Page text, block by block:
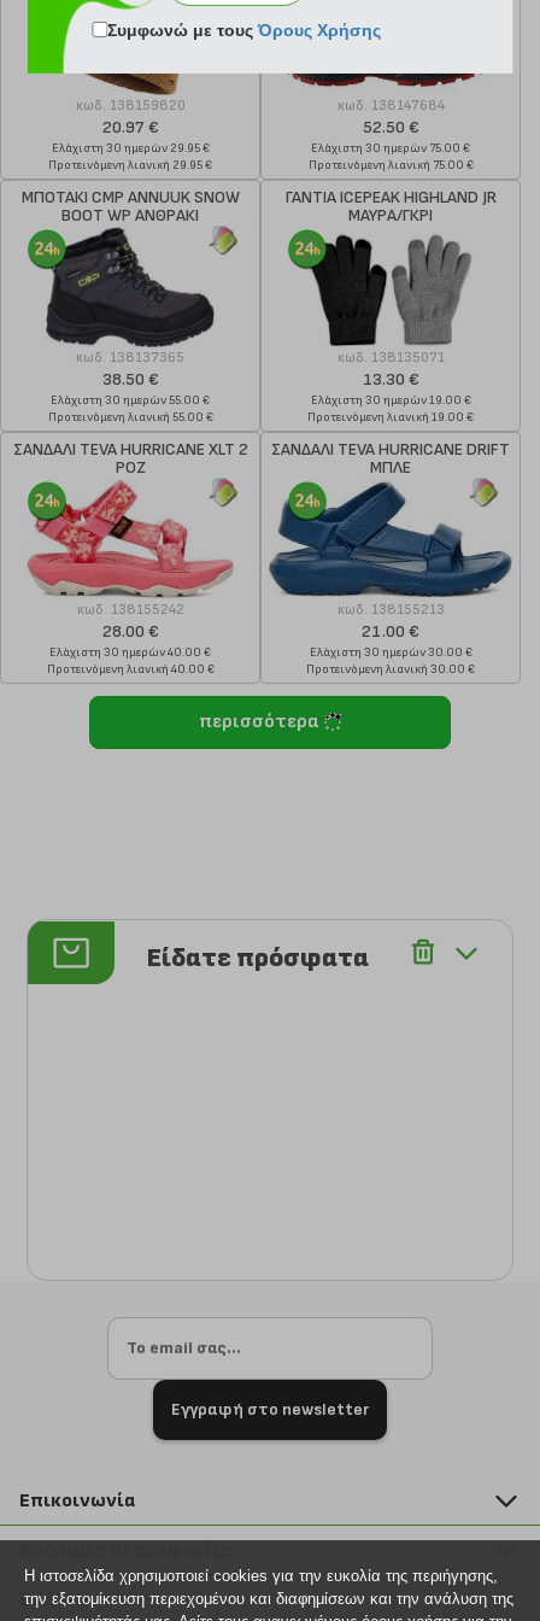
κωδ. 138159820
20.97 €
Ελάχιστη 30 ημερών 29.95 €
Προτεινόμενη λιανική 29.95 €
κωδ. 138147684
52.50 €
Ελάχιστη 30 ημερών 75.00 €
Προτεινόμενη λιανική 75.00 €
ΜΠΟΤΑΚΙ CMP ANNUUK SNOW
BOOT WP ΑΝΘΡΑΚΙ
κωδ. 138137365
38.50 €
Ελάχιστη 30 ημερών 55.00 €
Προτεινόμενη λιανική 55.00 €
ΓΑΝΤΙΑ ICEPEAK HIGHLAND JR
ΜΑΥΡΑ/ΓΚΡΙ
κωδ. 138135071
13.30 €
Ελάχιστη 30 ημερών 19.00 €
Προτεινόμενη λιανική 19.00 €
ΣΑΝΔΑΛΙ TEVA HURRICANE XLT 2
ΡΟΖ
κωδ. 138155242
28.00 €
Ελάχιστη 30 ημερών 40.00 €
Προτεινόμενη λιανική 40.00 €
ΣΑΝΔΑΛΙ TEVA HURRICANE DRIFT
ΜΠΛΕ
κωδ. 138155213
21.00 €
Ελάχιστη 30 ημερών 30.00 €
Προτεινόμενη λιανική 30.00 €
περισσότερα
Είδατε πρόσφατα
Εγγραφή στο newsletter
Επικοινωνία
211 2000 700
info@plus4u.gr
Η εταιρία
Βοήθεια
Συμφωνώ με τουςΌρους Χρήσης
Η ιστοσελίδα χρησιμοποιεί cookies για την ευκολία της περιήγησης,
την εξατομίκευση περιεχομένου και διαφημίσεων και την ανάλυση της